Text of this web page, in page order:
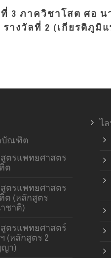
3 ภาควิชาโสต ศอ น
างวัลที่ 2 (เกียรติภูมิ
บัณฑิต
ตรแพทยศาสตร
ต
ตรแพทยศาสตร
(หลักสูตร
ชาติ)
ตรแพทยศาสตร์
(หลักสูตร 2
า)
ไ